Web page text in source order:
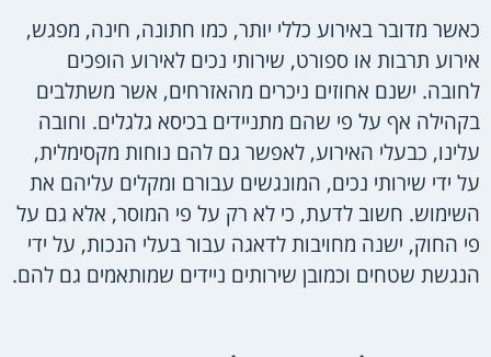
כאשר מדובר באירוע כללי יותר, כמו חתונה, חינה, מפגש,
אירוע תרבות או ספורט, שירותי נכים לאירוע הופכים
לחובה. ישנם אחוזים ניכרים מהאזרחים, אשר משתלבים
בקהילה אף על פי שהם מתניידים בכיסא גלגלים. וחובה
עלינו, כבעלי האירוע, לאפשר גם להם נוחות מקסימלית,
על ידי שירותי נכים, המונגשים עבורם ומקלים עליהם את
השימוש. חשוב לדעת, כי לא רק על פי המוסר, אלא גם על
פי החוק, ישנה מחויבות לדאגה עבור בעלי הנכות, על ידי
הנגשת שטחים וכמובן שירותים ניידים שמותאמים גם להם.